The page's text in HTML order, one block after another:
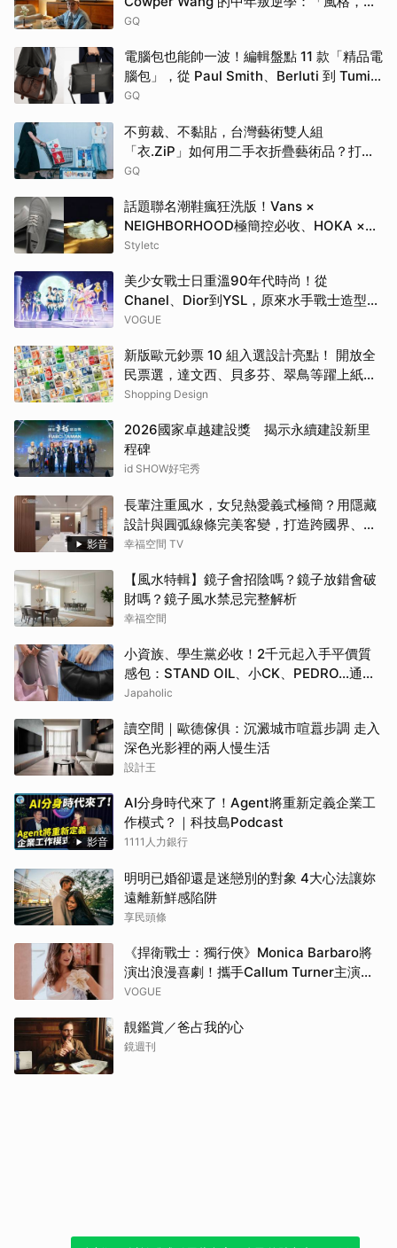
選擇要留下什麼。」
GQ
電腦包也能帥一波！編輯盤點 11 款「精品電
腦包」，從 Paul Smith、Berluti 到 Tumi
包款通通有！
GQ
不剪裁、不黏貼，台灣藝術雙人組
「衣.ZiP」如何用二手衣折疊藝術品？打破
大眾對舊衣回收的想像
GQ
話題聯名潮鞋瘋狂洗版！Vans ×
NEIGHBORHOOD極簡控必收、HOKA ×
BEAMS根本穿上腳的藝術品
Styletc
美少女戰士日重溫90年代時尚！從
Chanel、Dior到YSL，原來水手戰士造型都
來自伸展台
VOGUE
新版歐元鈔票 10 組入選設計亮點！ 開放全
民票選，達文西、貝多芬、翠鳥等躍上紙鈔
一次看
Shopping Design
2026國家卓越建設獎 揭示永續建設新里
程碑
id SHOW好宅秀
影音
長輩注重風水，女兒熱愛義式極簡？用隱藏
設計與圓弧線條完美客變，打造跨國界、跨
世代都點頭的客變療癒休閒宅！
幸福空間 TV
【風水特輯】鏡子會招陰嗎？鏡子放錯會破
財嗎？鏡子風水禁忌完整解析
幸福空間
小資族、學生黨必收！2千元起入手平價質
感包：STAND OIL、小CK、PEDRO…通勤
約會都超加分
Japaholic
讀空間｜歐德傢俱：沉澱城市喧囂步調 走入
深色光影裡的兩人慢生活
設計王
影音
AI分身時代來了！Agent將重新定義企業工
作模式？｜科技島Podcast
1111人力銀行
明明已婚卻還是迷戀別的對象 4大心法讓妳
遠離新鮮感陷阱
享民頭條
《捍衛戰士：獨行俠》Monica Barbaro將
演出浪漫喜劇！攜手Callum Turner主演
《一夜限定》
VOGUE
靚鑑賞／爸占我的心
鏡週刊